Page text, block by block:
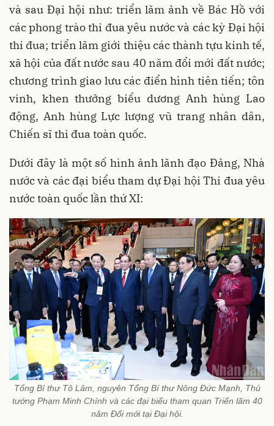
và sau Đại hội như: triển lãm ảnh về Bác Hồ với
các phong trào thi đua yêu nước và các kỳ Đại hội
thi đua; triển lãm giới thiệu các thành tựu kinh tế,
xã hội của đất nước sau 40 năm đổi mới đất nước;
chương trình giao lưu các điển hình tiên tiến; tôn
vinh, khen thưởng biểu dương Anh hùng Lao
động, Anh hùng Lực lượng vũ trang nhân dân,
Chiến sĩ thi đua toàn quốc.
Dưới đây là một số hình ảnh lãnh đạo Đảng, Nhà
nước và các đại biểu tham dự Đại hội Thi đua yêu
nước toàn quốc lần thứ XI:
Tổng Bí thư Tô Lâm, nguyên Tổng Bí thư Nông Đức Mạnh, Thủ
tướng Phạm Minh Chính và các đại biểu tham quan Triển lãm 40
năm Đổi mới tại Đại hội.